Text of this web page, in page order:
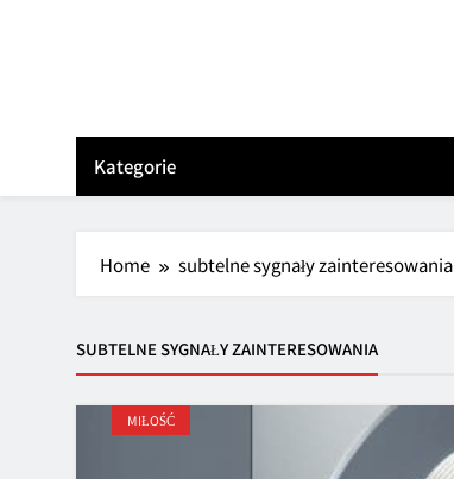
Kategorie
Home subtelne sygnały zainteresowania
SUBTELNE SYGNAŁY ZAINTERESOWANIA
MIŁOŚĆ